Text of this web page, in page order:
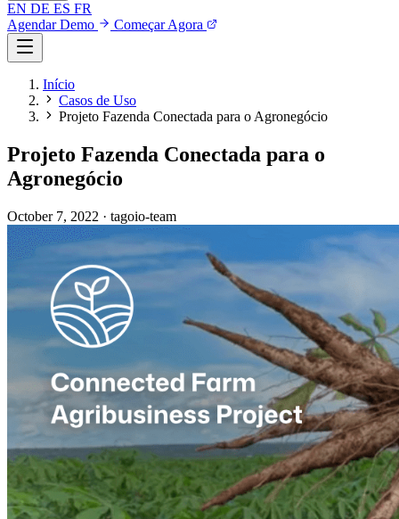
EN DE ES FR
Agendar Demo
Começar Agora
Início
Casos de Uso
Projeto Fazenda Conectada para o Agronegócio
Projeto Fazenda Conectada para o
Agronegócio
October 7, 2022 · tagoio-team